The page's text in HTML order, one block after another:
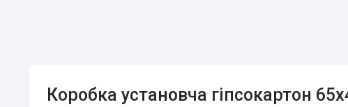
Коробка установча гіпсокартон